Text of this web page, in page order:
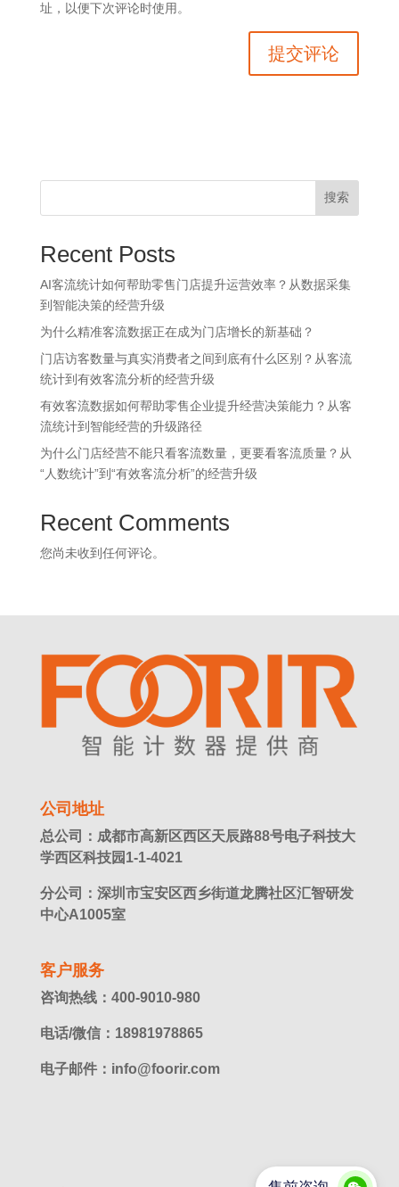
址，以便下次评论时使用。
搜索
Recent Posts
AI客流统计如何帮助零售门店提升运营效率？从数据采集
到智能决策的经营升级
为什么精准客流数据正在成为门店增长的新基础？
门店访客数量与真实消费者之间到底有什么区别？从客流
统计到有效客流分析的经营升级
有效客流数据如何帮助零售企业提升经营决策能力？从客
流统计到智能经营的升级路径
为什么门店经营不能只看客流数量，更要看客流质量？从
“人数统计”到“有效客流分析”的经营升级
Recent Comments
您尚未收到任何评论。
公司地址
总公司：成都市高新区西区天辰路88号电子科技大
学西区科技园1-1-4021
分公司：深圳市宝安区西乡街道龙腾社区汇智研发
中心A1005室
客户服务
咨询热线：400-9010-980
电话/微信：18981978865
电子邮件：info@foorir.com